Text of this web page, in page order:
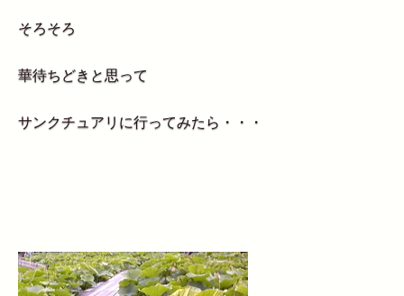
そろそろ
華待ちどきと思って
サンクチュアリに行ってみたら・・・